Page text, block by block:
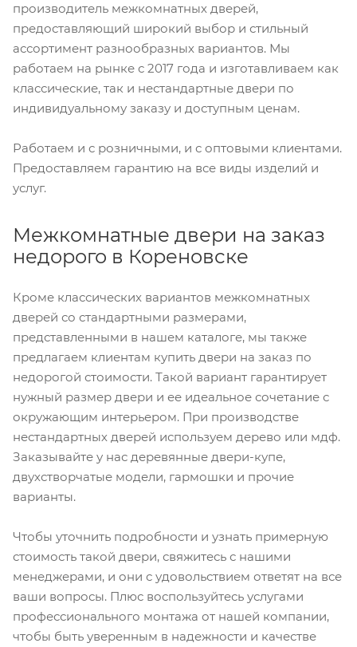
производитель межкомнатных дверей,
предоставляющий широкий выбор и стильный
ассортимент разнообразных вариантов. Мы
работаем на рынке с 2017 года и изготавливаем как
классические, так и нестандартные двери по
индивидуальному заказу и доступным ценам.
Работаем и с розничными, и с оптовыми клиентами.
Предоставляем гарантию на все виды изделий и
услуг.
Межкомнатные двери на заказ
недорого в Кореновске
Кроме классических вариантов межкомнатных
дверей со стандартными размерами,
представленными в нашем каталоге, мы также
предлагаем клиентам купить двери на заказ по
недорогой стоимости. Такой вариант гарантирует
нужный размер двери и ее идеальное сочетание с
окружающим интерьером. При производстве
нестандартных дверей используем дерево или мдф.
Заказывайте у нас деревянные двери-купе,
двухстворчатые модели, гармошки и прочие
варианты.
Чтобы уточнить подробности и узнать примерную
стоимость такой двери, свяжитесь с нашими
менеджерами, и они с удовольствием ответят на все
ваши вопросы. Плюс воспользуйтесь услугами
профессионального монтажа от нашей компании,
чтобы быть уверенным в надежности и качестве